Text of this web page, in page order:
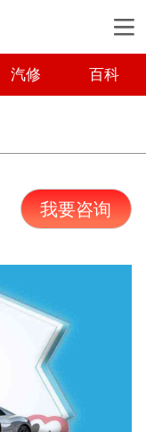
汽修 百科
我要咨询